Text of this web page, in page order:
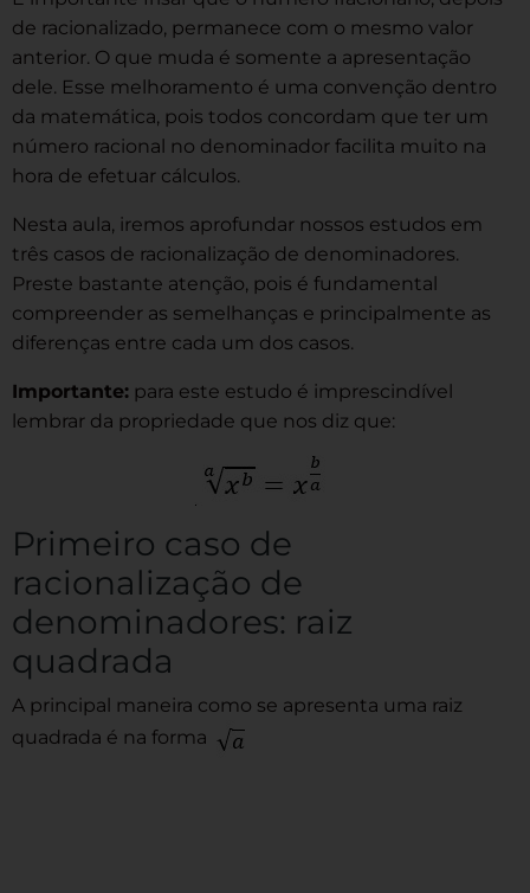
de racionalizado, permanece com o mesmo valor
anterior. O que muda é somente a apresentação
dele. Esse melhoramento é uma convenção dentro
da matemática, pois todos concordam que ter um
número racional no denominador facilita muito na
hora de efetuar cálculos.
Nesta aula, iremos aprofundar nossos estudos em
três casos de racionalização de denominadores.
Preste bastante atenção, pois é fundamental
compreender as semelhanças e principalmente as
diferenças entre cada um dos casos.
Importante: para este estudo é imprescindível
lembrar da propriedade que nos diz que:
Primeiro caso de
racionalização de
denominadores: raiz
quadrada
A principal maneira como se apresenta uma raiz
quadrada é na forma